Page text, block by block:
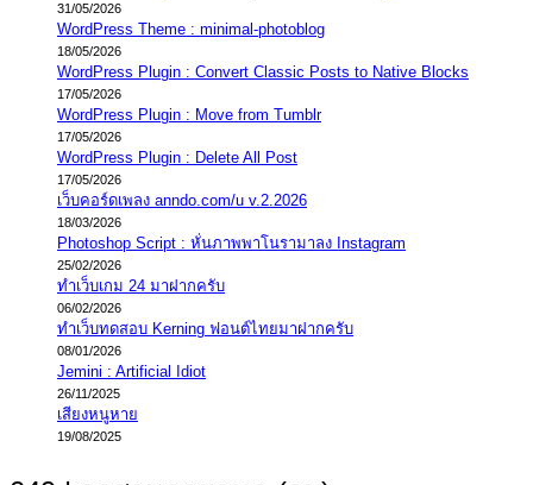
31/05/2026
WordPress Theme : minimal-photoblog
18/05/2026
WordPress Plugin : Convert Classic Posts to Native Blocks
17/05/2026
WordPress Plugin : Move from Tumblr
17/05/2026
WordPress Plugin : Delete All Post
17/05/2026
เว็บคอร์ดเพลง anndo.com/u v.2.2026
18/03/2026
Photoshop Script : หั่นภาพพาโนรามาลง Instagram
25/02/2026
ทำเว็บเกม 24 มาฝากครับ
06/02/2026
ทำเว็บทดสอบ Kerning ฟอนต์ไทยมาฝากครับ
08/01/2026
Jemini : Artificial Idiot
26/11/2025
เสียงหนูหาย
19/08/2025